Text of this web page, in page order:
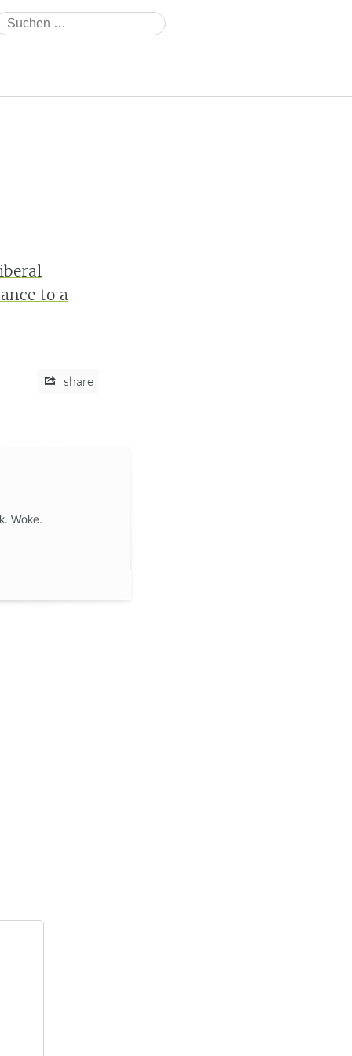
nach:
to a
share
Woke.